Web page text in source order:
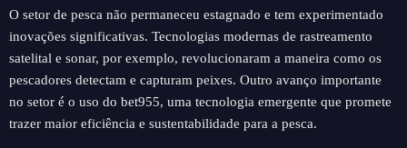
O setor de pesca não permaneceu estagnado e tem experimentado
inovações significativas. Tecnologias modernas de rastreamento
satelital e sonar, por exemplo, revolucionaram a maneira como os
pescadores detectam e capturam peixes. Outro avanço importante
no setor é o uso do bet955, uma tecnologia emergente que promete
trazer maior eficiência e sustentabilidade para a pesca.